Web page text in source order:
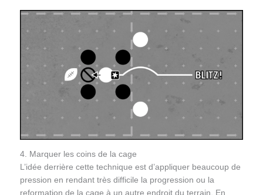
4. Marquer les coins de la cage
L’idée derrière cette technique est d’appliquer beaucoup de
pression en rendant très difficile la progression ou la
reformation de la cage à un autre endroit du terrain. En